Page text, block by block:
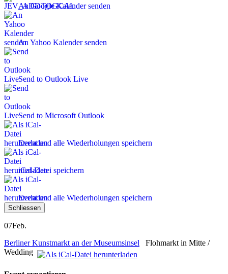
An Google Kalender senden
An Yahoo Kalender senden
Send to Outlook Live
Send to Microsoft Outlook
Event und alle Wiederholungen speichern
iCal-Datei speichern
Event und alle Wiederholungen speichern
Schliessen
07Feb.
Berliner Kunstmarkt an der Museumsinsel Flohmarkt in Mitte /
Wedding